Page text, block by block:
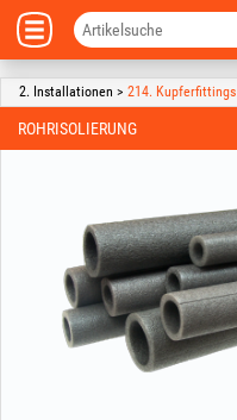
2. Installationen > 214. Kupferfittings
ROHRISOLIERUNG